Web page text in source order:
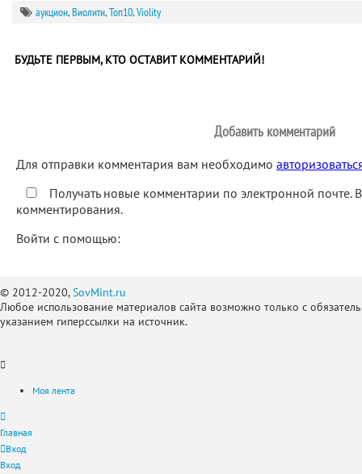
аукцион,Виолити,Топ10,Violity
БУДЬТЕ ПЕРВЫМ, КТО ОСТАВИТ КОММЕНТАРИЙ!
Добавить комментарий
Для отправки комментария вам необходимо
Получать новые комментарии по электронной почте.
комментирования.
Войти с помощью:
© 2012-2020,SovMint.ru
Любое использование материалов сайта возможно только с
указанием гиперссылки на источник.
Моя лента
Главная
Вход
Вход